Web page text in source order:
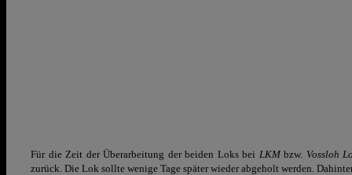
Für die Zeit der Überarbeitung der beiden Loks bei LKMbzw. Vossloh
zurück. Die Lok sollte wenige Tage später wieder abgeholt werden.